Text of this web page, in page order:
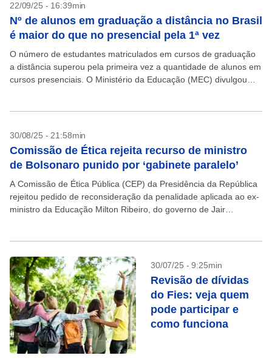
22/09/25 - 16:39min
Nº de alunos em graduação a distância no Brasil
é maior do que no presencial pela 1ª vez
O número de estudantes matriculados em cursos de graduação
a distância superou pela primeira vez a quantidade de alunos em
cursos presenciais. O Ministério da Educação (MEC) divulgou
30/08/25 - 21:58min
Comissão de Ética rejeita recurso de ministro
de Bolsonaro punido por ‘gabinete paralelo’
A Comissão de Ética Pública (CEP) da Presidência da República
rejeitou pedido de reconsideração da penalidade aplicada ao ex-
ministro da Educação Milton Ribeiro, do governo de Jair
30/07/25 - 9:25min
Revisão de dívidas
do Fies: veja quem
pode participar e
como funciona